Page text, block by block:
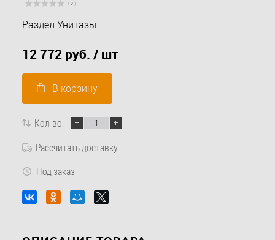
( 0 )
Раздел Унитазы
12 772 руб. / шт
В корзину
Кол-во:
Рассчитать доставку
Под заказ